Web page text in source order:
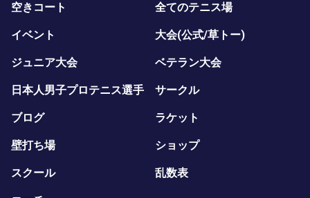
空きコート 全てのテニス場
イベント 大会(公式/草トー)
ジュニア大会 ベテラン大会
日本人男子プロテニス選手 サークル
ブログ ラケット
壁打ち場 ショップ
スクール 乱数表